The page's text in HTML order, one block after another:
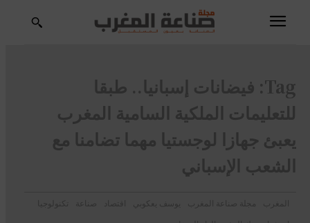
Tag: فيضانات إسبانيا.. طبقا
للتعليمات الملكية السامية المغرب
يعبئ جهازا لوجستيا مهما تضامنا مع
الشعب الإسباني